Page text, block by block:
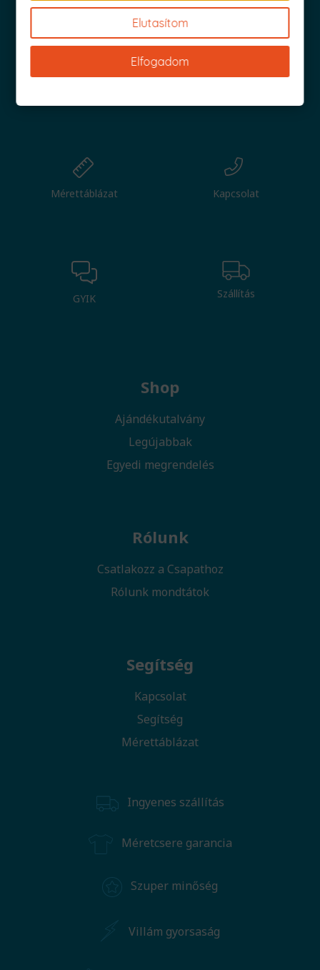
Mérettáblázat Kapcsolat
GYIK Szállítás
Shop
Ajándékutalvány
Legújabbak
Egyedi megrendelés
Rólunk
Csatlakozz a Csapathoz
Rólunk mondtátok
Segítség
Kapcsolat
Segítség
Mérettáblázat
Ingyenes szállítás
Méretcsere garancia
Szuper minőség
Villám gyorsaság
Elutasítom
Elfogadom